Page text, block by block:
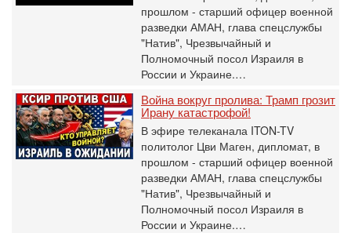
прошлом - старший офицер военной
разведки АМАН, глава спецслужбы
"Натив", ‎Чрезвычайный и
Полномочный посол Израиля в
России и Украине.…
Война вокруг пролива: Трамп грозит
Ирану катастрофой!
В эфире телеканала ITON-TV
политолог Цви Маген, дипломат, в
прошлом - старший офицер военной
разведки АМАН, глава спецслужбы
"Натив", ‎Чрезвычайный и
Полномочный посол Израиля в
России и Украине.…